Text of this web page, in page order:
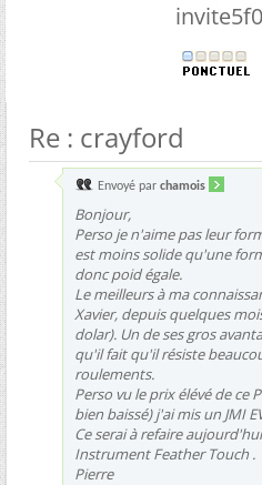
Re : crayford
Envoyé par chamois
Bonjour,
Perso je n'aime pas leur
est moins solide qu'une
donc poid égale.
Le meilleurs à ma
Xavier, depuis quelques
dolar). Un de ses gros
qu'il fait qu'il résiste
roulements.
Perso vu le prix élévé de ce
bien baissé) j'ai mis un JMI
Ce serai à refaire
Instrument Feather Touch .
Pierre